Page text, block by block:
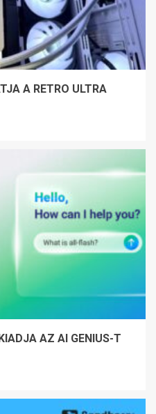
A RETRO ULTRA
AZ AI GENIUS-T